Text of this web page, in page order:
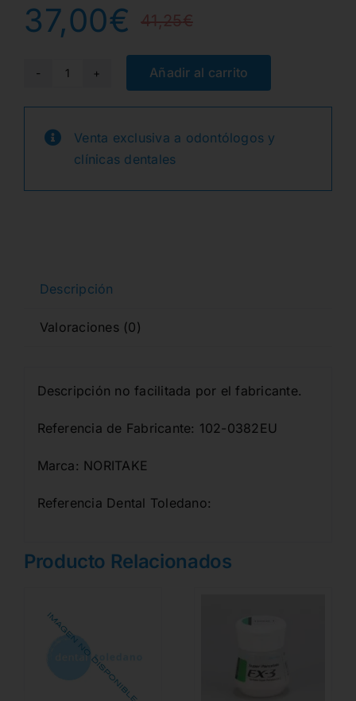
41,25€El
precio
original
era:
41,25€.
37,00€
El
precio
actual
es:
37,00€.
A3,5O
OPAQUER
6gr.
cantidad
Añadir al carrito
Venta exclusiva a odontólogos y
clínicas dentales
Descripción
Valoraciones (0)
Descripción no facilitada por el fabricante.
Referencia de Fabricante: 102-0382EU
Marca: NORITAKE
Referencia Dental Toledano:
Producto Relacionados